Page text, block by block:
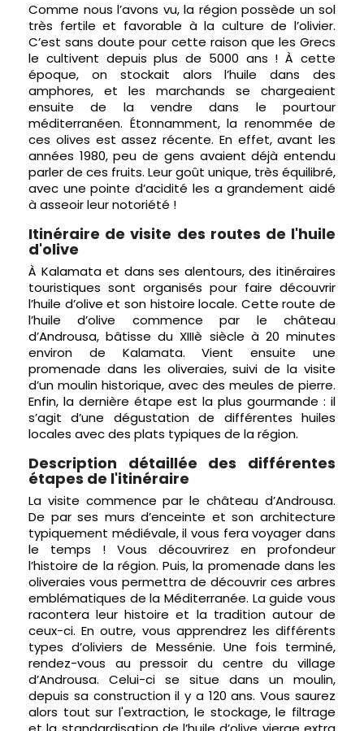
Comme nous l’avons vu, la région possède un sol
très fertile et favorable à la culture de l’olivier.
C’est sans doute pour cette raison que les Grecs
le cultivent depuis plus de 5000 ans ! À cette
époque, on stockait alors l’huile dans des
amphores, et les marchands se chargeaient
ensuite de la vendre dans le pourtour
méditerranéen. Étonnamment, la renommée de
ces olives est assez récente. En effet, avant les
années 1980, peu de gens avaient déjà entendu
parler de ces fruits. Leur goût unique, très équilibré,
avec une pointe d’acidité les a grandement aidé
à asseoir leur notoriété !
Itinéraire de visite des routes de l'huile
d'olive
À Kalamata et dans ses alentours, des itinéraires
touristiques sont organisés pour faire découvrir
l’huile d’olive et son histoire locale. Cette route de
l’huile d’olive commence par le château
d’Androusa, bâtisse du XIIIè siècle à 20 minutes
environ de Kalamata. Vient ensuite une
promenade dans les oliveraies, suivi de la visite
d’un moulin historique, avec des meules de pierre.
Enfin, la dernière étape est la plus gourmande : il
s’agit d’une dégustation de différentes huiles
locales avec des plats typiques de la région.
Description détaillée des différentes
étapes de l'itinéraire
La visite commence par le château d’Androusa.
De par ses murs d’enceinte et son architecture
typiquement médiévale, il vous fera voyager dans
le temps ! Vous découvrirez en profondeur
l’histoire de la région. Puis, la promenade dans les
oliveraies vous permettra de découvrir ces arbres
emblématiques de la Méditerranée. La guide vous
racontera leur histoire et la tradition autour de
ceux-ci. En outre, vous apprendrez les différents
types d’oliviers de Messénie. Une fois terminé,
rendez-vous au pressoir du centre du village
d’Androusa. Celui-ci se situe dans un moulin,
depuis sa construction il y a 120 ans. Vous saurez
alors tout sur l'extraction, le stockage, le filtrage